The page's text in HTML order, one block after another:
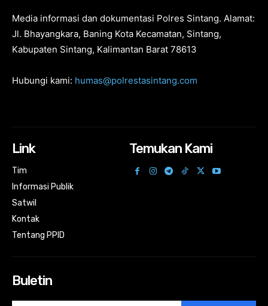
Media informasi dan dokumentasi Polres Sintang. Alamat:
Jl. Bhayangkara, Baning Kota Kecamatan, Sintang,
Kabupaten Sintang, Kalimantan Barat 78613
Hubungi kami: humas@polrestasintang.com
Link
Tim
Informasi Publik
Satwil
Kontak
Tentang PPID
Temukan Kami
Buletin